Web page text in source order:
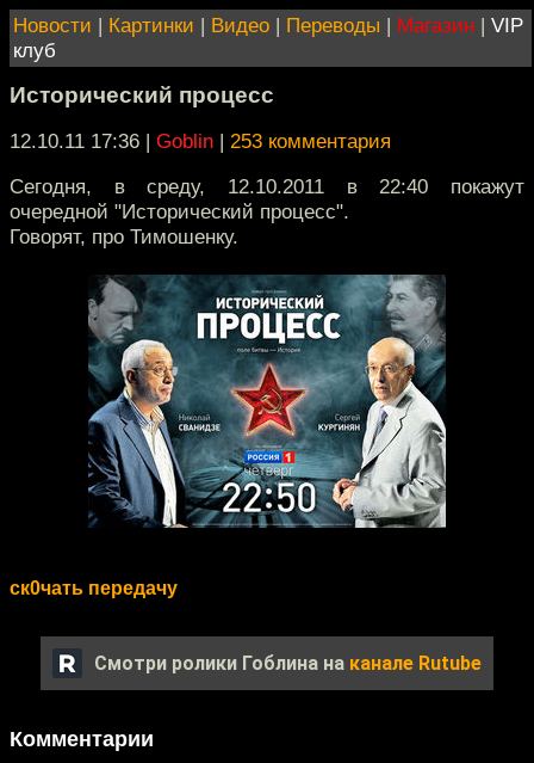
Новости | Картинки | Видео | Переводы | Магазин | VIP
клуб
Исторический процесс
12.10.11 17:36 | Goblin | 253 комментария
Сегодня, в среду, 12.10.2011 в 22:40 покажут
очередной "Исторический процесс".
Говорят, про Тимошенку.
ск0чать передачу
Смотри ролики Гоблина на канале Rutube
Комментарии